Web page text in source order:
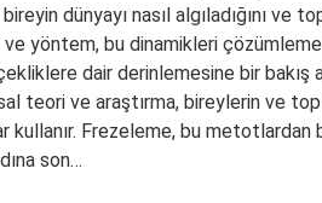
dünyayı nasıl algıladığını
ve yöntem, bu dinamikleri
dair derinlemesine bir bakış
teori ve araştırma, bireylerin ve
Frezeleme, bu metotlardan
son…